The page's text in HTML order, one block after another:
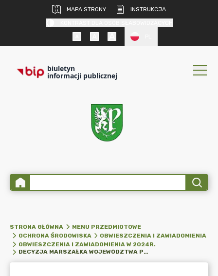
MAPA STRONY
INSTRUKCJA
biuletyn
informacji publicznej
STRONA GŁÓWNA
MENU PRZEDMIOTOWE
OCHRONA ŚRODOWISKA
OBWIESZCZENIA I ZAWIADOMIENIA
OBWIESZCZENIA I ZAWIADOMIENIA W 2024R.
DECYZJA MARSZAŁKA WOJEWÓDZTWA POMORSKIEGO DROŚ-G.7430.2.1.2024 W SPRAWIE ZATWIERDZENIA "PROJEKTU ROBÓT GEOLOGICZNYCH DLA OKREŚLENIA WARUNKÓW HYDROGEOLOGICZNYCH W ZWIĄZKU Z ZAMIERZONYM WYKONYWANIEM PRZEDSIĘWZIĘCIA MOGĄCEGO NEGATYWNIE ODDZIAŁYWAĆ NA WODY PODZIEMNE, W TYM POWODOWAĆ ICH ZANIECZYSZCZENIE DLA ZADNIA PN. BUDOWA LINII KOLEJOWEJ NA ODC. GRUDZIĄDZ - GDAŃSK"